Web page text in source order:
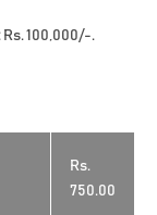
100,000/-.
Rs.
750.00